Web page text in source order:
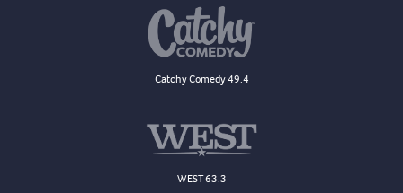
Catchy Comedy 49.4
WEST 63.3